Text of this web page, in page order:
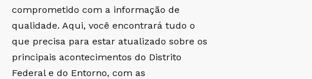
comprometido com a informação de
qualidade. Aqui, você encontrará tudo o
que precisa para estar atualizado sobre os
principais acontecimentos do Distrito
Federal e do Entorno, com as